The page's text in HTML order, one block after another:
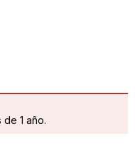
1 año.